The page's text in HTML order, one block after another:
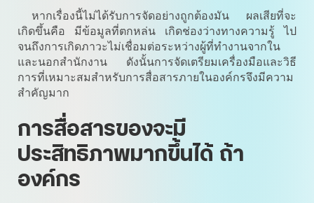
หากเรื่องนี้ไม่ได้รับการจัดอย่างถูกต้องมัน ผลเสียที่จะ
เกิดขึ้นคือ มีข้อมูลที่ตกหล่น เกิดช่องว่างทางความรู้ ไป
จนถึงการเกิดภาวะไม่เชื่อมต่อระหว่างผู้ที่ทำงานจากใน
และนอกสำนักงาน ดังนั้นการจัดเตรียมเครื่องมือและวิธี
การที่เหมาะสมสำหรับการสื่อสารภายในองค์กรจึงมีความ
สำคัญมาก
การสื่อสารของจะมี
ประสิทธิภาพมากขึ้นได้ ถ้า
องค์กร